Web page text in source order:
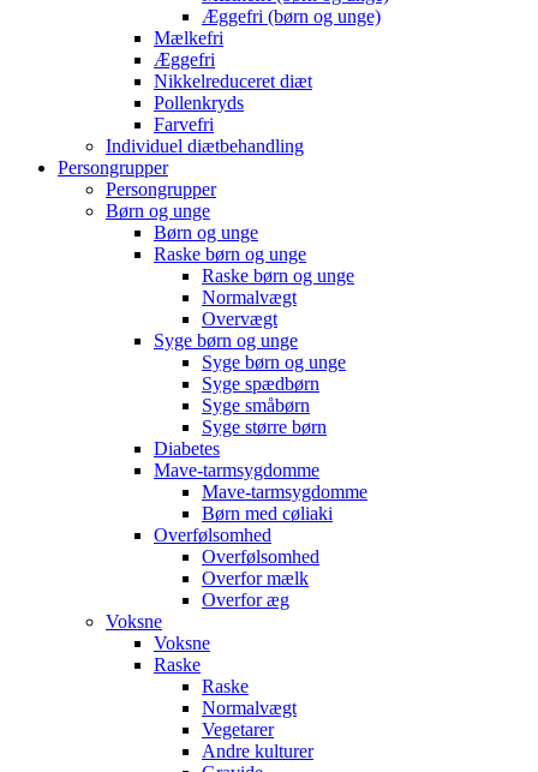
Æggefri (børn og unge)
Mælkefri
Æggefri
Nikkelreduceret diæt
Pollenkryds
Farvefri
Individuel diætbehandling
Persongrupper
Persongrupper
Børn og unge
Børn og unge
Raske børn og unge
Raske børn og unge
Normalvægt
Overvægt
Syge børn og unge
Syge børn og unge
Syge spædbørn
Syge småbørn
Syge større børn
Diabetes
Mave-tarmsygdomme
Mave-tarmsygdomme
Børn med cøliaki
Overfølsomhed
Overfølsomhed
Overfor mælk
Overfor æg
Voksne
Voksne
Raske
Raske
Normalvægt
Vegetarer
Andre kulturer